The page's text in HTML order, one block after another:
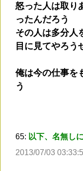
怒った人は取り
ったんだろう
その人は多分人
目に見てやろう
俺は今の仕事を
う
65: 以下、名無し
2013/07/03